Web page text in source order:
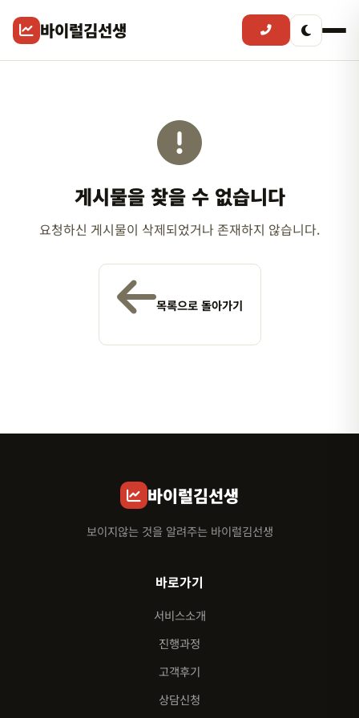
바이럴김선생
게시물을 찾을 수 없습니다
요청하신 게시물이 삭제되었거나 존재하지 않습니다.
목록으로 돌아가기
바이럴김선생
보이지않는 것을 알려주는 바이럴김선생
바로가기
서비스소개
진행과정
고객후기
상담신청